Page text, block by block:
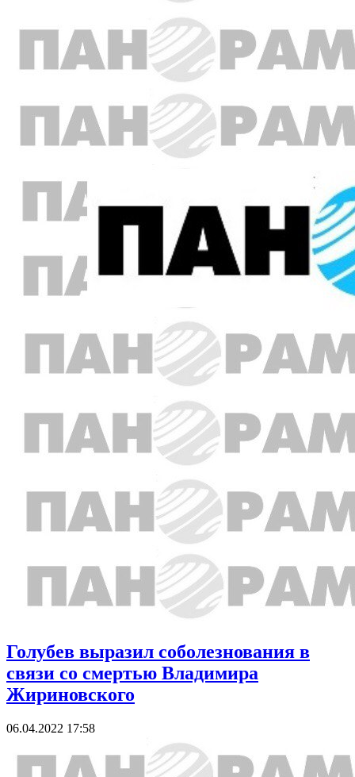
Голубев выразил соболезнования в
связи со смертью Владимира
Жириновского
06.04.2022 17:58